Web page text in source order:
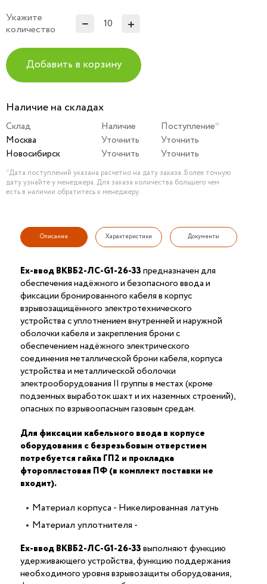
Укажите
количество
Добавить в корзину
Наличие на складах
Склад Наличие
Поступление*
Москва
Уточнить
Уточнить
Новосибирск
Уточнить Уточнить
*Дата поступлений указана расчетно на дату заказа. Более точную
дату узнайте у менеджера. Для заказа количества большего чем
есть в наличии обратитесь к менеджеру.
Описание Характеристики Документы
Ех-ввод ВКВБ2-ЛС-G1-26-33предназначен для
обеспечения надёжного и безопасного ввода и
фиксации бронированного кабеля в корпус
взрывозащищённого электротехнического
устройства с уплотнением внутренней и наружной
оболочки кабеля и закрепления брони с
обеспечением надёжного электрического
соединения металлической брони кабеля, корпуса
устройства и металлической оболочки
электрооборудования II группы в местах (кроме
подземных выработок шахт и их наземных строений),
опасных по взрывоопасным газовым средам.
Для фиксации кабельного ввода в корпусе
оборудования с безрезьбовым отверстием
потребуется гайка ГП2 и прокладка
фторопластовая ПФ (в комплект поставки не
входит).
Материал корпуса - Никелированная латунь
Материал уплотнителя -
Ех-ввод ВКВБ2-ЛС-G1-26-33выполняют функцию
удерживающего устройства, функцию поддержания
необходимого уровня взрывозащиты оборудования,